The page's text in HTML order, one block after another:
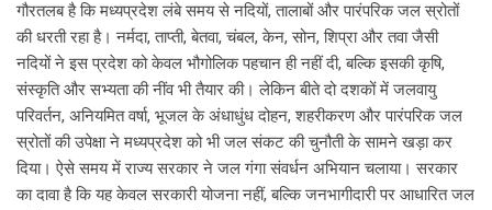
गौरतलब है कि मध्यप्रदेश लंबे समय से नदियों, तालाबों और पारंपरिक जल स्रोतों
की धरती रहा है। नर्मदा, ताप्ती, बेतवा, चंबल, केन, सोन, शिप्रा और तवा जैसी
नदियों ने इस प्रदेश को केवल भौगोलिक पहचान ही नहीं दी, बल्कि इसकी कृषि,
संस्कृति और सभ्यता की नींव भी तैयार की। लेकिन बीते दो दशकों में जलवायु
परिवर्तन, अनियमित वर्षा, भूजल के अंधाधुंध दोहन, शहरीकरण और पारंपरिक जल
स्रोतों की उपेक्षा ने मध्यप्रदेश को भी जल संकट की चुनौती के सामने खड़ा कर
दिया। ऐसे समय में राज्य सरकार ने जल गंगा संवर्धन अभियान चलाया। सरकार
का दावा है कि यह केवल सरकारी योजना नहीं, बल्कि जनभागीदारी पर आधारित जल